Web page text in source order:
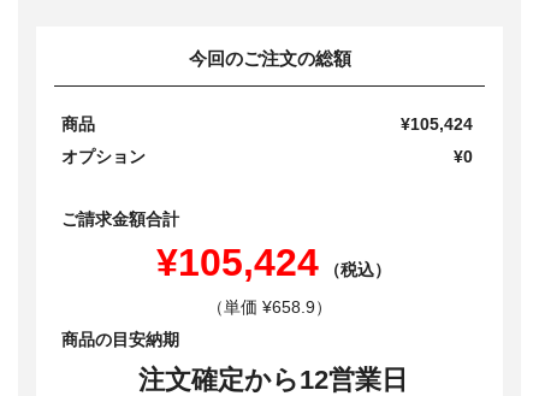
今回のご注文の総額
商品
¥105,424
オプション
¥0
ご請求金額合計
¥105,424
（税込）
（単価 ¥658.9）
商品の目安納期
注文確定から12営業日